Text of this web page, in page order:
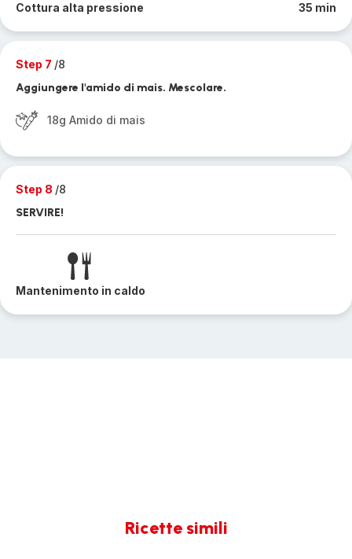
Cottura alta pressione 35 min
Step 7 /8
Aggiungere l'amido di mais. Mescolare.
18g Amido di mais
Step 8 /8
SERVIRE!
Mantenimento in caldo
Ricette simili